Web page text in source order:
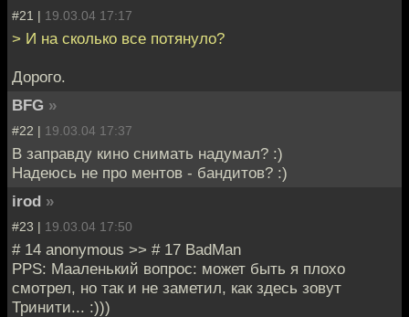
#21 | 19.03.04 17:17
> И на сколько все потянуло?
Дорого.
BFG »
#22 | 19.03.04 17:37
В заправду кино снимать надумал? :)
Надеюсь не про ментов - бандитов? :)
irod »
#23 | 19.03.04 17:50
# 14 anonymous >> # 17 BadMan
PPS: Мааленький вопрос: может быть я плохо
смотрел, но так и не заметил, как здесь зовут
Тринити... :)))